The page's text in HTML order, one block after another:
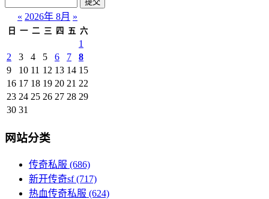
« 2026年 8月 »
日 一 二 三 四 五 六
1
2
3 4 5 6 7
8
9
10 11 12 13 14 15
16 17 18 19 20 21 22
23 24 25 26 27 28 29
30 31
网站分类
传奇私服 (686)
新开传奇sf(717)
热血传奇私服 (624)